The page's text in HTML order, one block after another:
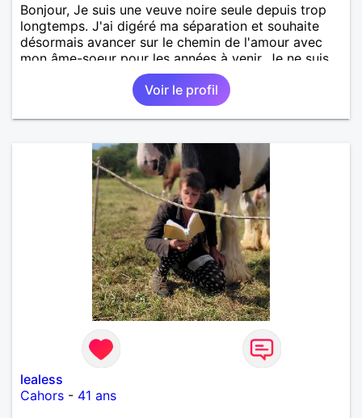
Bonjour, Je suis une veuve noire seule depuis trop
longtemps. J'ai digéré ma séparation et souhaite
désormais avancer sur le chemin de l'amour avec
mon âme-soeur pour les années à venir. Je ne suis
pas fermé à de nouveaux enfants mais par le biais
de l'adoption car je suis désormais incapable à mon
âge. Je fait du sport, de la flûte traversière et je
tricote des équipements pour les voitures. Votre
enflammera notre amour. Et notre amour sera
Voir le profil
lealess
Cahors - 41 ans